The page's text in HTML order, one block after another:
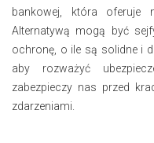
bankowej, która oferuje
Alternatywą mogą być
ochronę, o ile są solidne i
aby rozważyć
zabezpieczy nas przed
zdarzeniami.